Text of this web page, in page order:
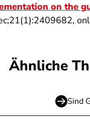
on the
Ähnliche
Sind